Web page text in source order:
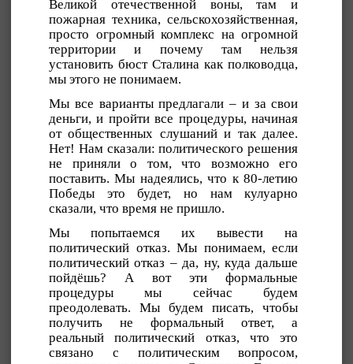
Великой отечественной воны, там и
пожарная техника, сельскохозяйственная,
просто огромный комплекс на огромной
территории и почему там нельзя
установить бюст Сталина как полководца,
мы этого не понимаем.
Мы все варианты предлагали – и за свои
деньги, и пройти все процедуры, начиная
от общественных слушаний и так далее.
Нет! Нам сказали: политического решения
не приняли о том, что возможно его
поставить. Мы надеялись, что к 80-летию
Победы это будет, но нам кулуарно
сказали, что время не пришло.
Мы попытаемся их вывести на
политический отказ. Мы понимаем, если
политический отказ – да, ну, куда дальше
пойдёшь? А вот эти формальные
процедуры мы сейчас будем
преодолевать. Мы будем писать, чтобы
получить не формальный ответ, а
реальный политический отказ, что это
связано с политическим вопросом,